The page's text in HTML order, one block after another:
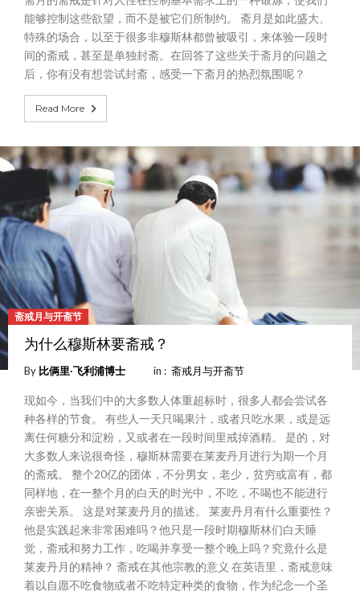
能够控制这些欲望，而不是被它们所制约。 斋月是如此盛大、
特殊的场合，以至于很多非穆斯林都曾被吸引，来体验一段时
间的斋戒，甚至是单独封斋。在回答了这些关于斋月的问题之
后，你有没有想尝试封斋，感受一下斋月的热烈氛围呢？
Read More
斋戒月与开斋节
为什么穆斯林要斋戒？
By 比俩里∙飞利浦博士 in : 斋戒月与开斋节
现如今，当我们中的大多数人体重超标时，很多人都会尝试各
种各样的节食。 有些人一天只喝果汁，或者只吃水果，或是远
离任何糖分和淀粉，又或者在一段时间里戒掉酒精。 是的，对
大多数人来说很奇怪，穆斯林需要在莱麦丹月进行为期一个月
的斋戒。 整个20亿的团体，不分男女，老少，贫穷或富有，都
同样地，在一整个月的白天的时光中，不吃，不喝也不能进行
亲密关系。 这是对莱麦丹月的描述。 莱麦丹月有什么重要性？
他是实践起来非常困难吗？他只是一段时期穆斯林们白天睡
觉，斋戒和努力工作，吃喝并享受一整个晚上吗？究竟什么是
莱麦丹月的精神？ 斋戒在其他宗教的意义 在英语里，斋戒意味
着以自愿不吃食物或者不吃特定种类的食物，作为纪念一个圣